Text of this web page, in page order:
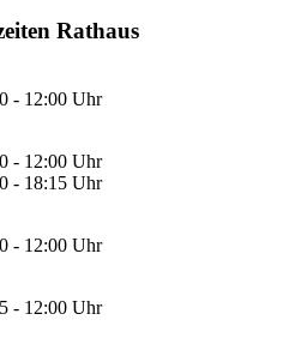
Rathaus
- 12:00 Uhr
- 12:00 Uhr
- 18:15 Uhr
- 12:00 Uhr
- 12:00 Uhr